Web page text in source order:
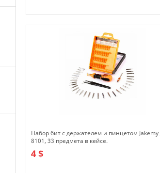
Набор бит с держателем и пинцетом Jakemy
8101, 33 предмета в кейсе.
4 $